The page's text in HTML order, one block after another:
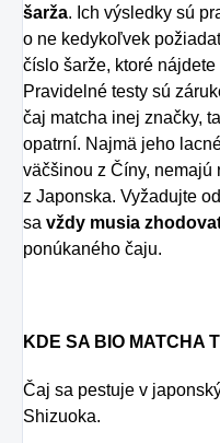
šarža. Ich výsledky sú
o ne kedykoľvek
číslo šarže, ktoré
Pravidelné testy sú
čaj matcha inej značky,
opatrní. Najmä jeho
väčšinou z Číny, nemajú
z Japonska. Vyžadujte
sa vždy musia
ponúkaného čaju.
KDE SA BIO MATCHA
Čaj sa pestuje v
Shizuoka.